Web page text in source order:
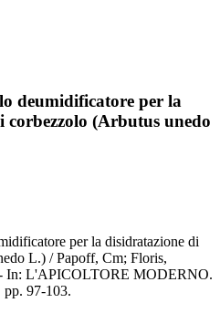
deumidificatore per la
corbezzolo (Arbutus unedo
per la disidratazione di
L.) / Papoff, Cm; Floris,
In: L'APICOLTORE MODERNO.
97-103.